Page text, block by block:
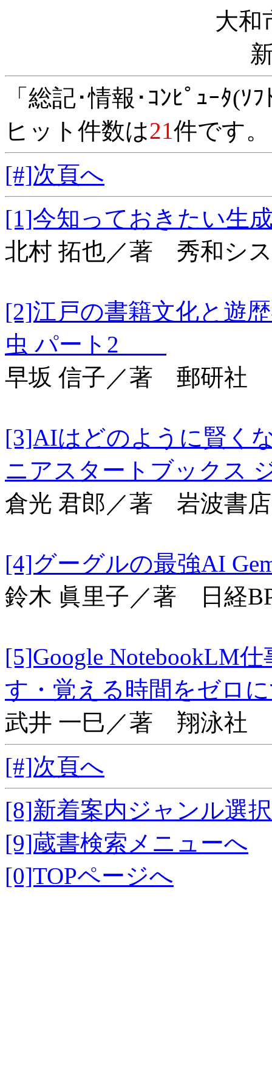
大和
「総記･情報･ｺﾝﾋﾟｭｰﾀ(ｿ
ヒット件数は21件です
[#]次頁へ
[1]今知っておきた
北村 拓也／著 秀和シ
[2]江戸の書籍文化と
虫 パート2
早坂 信子／著 郵研社
[3]AIはどのように賢
ニアスタートブックス
倉光 君郎／著 岩波書店
[4]グーグルの最強
鈴木 眞里子／著 日経
[5]Google
す・覚える時間をゼ
武井 一巳／著 翔泳社
[#]次頁へ
[8]新着案内ジャンル選
[9]蔵書検索メニューへ
[0]TOPページへ